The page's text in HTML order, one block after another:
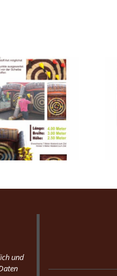
Area – Interactive
Playsystem
und